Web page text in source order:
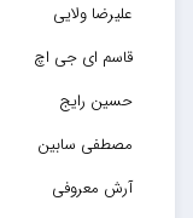
علیرضا ولایی
قاسم ای جی اچ
حسین رایج
مصطفی سابین
آرش معروفی